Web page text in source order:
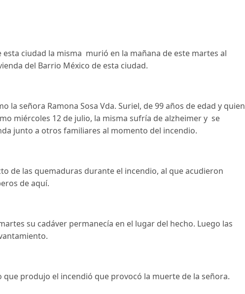
esta ciudad la misma murió en la mañana de este martes al
del Barrio México de esta ciudad.
la señora Ramona Sosa Vda. Suriel, de 99 años de edad y quien
miércoles 12 de julio, la misma sufría de alzheimer y se
junto a otros familiares al momento del incendio.
de las quemaduras durante el incendio, al que acudieron
de aquí.
su cadáver permanecía en el lugar del hecho. Luego las
produjo el incendió que provocó la muerte de la señora.